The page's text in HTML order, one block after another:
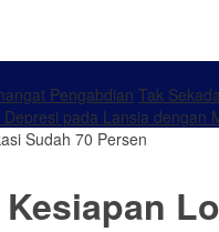
Pengabdian Tak
pada Lansia dengan
Sudah 70 Persen